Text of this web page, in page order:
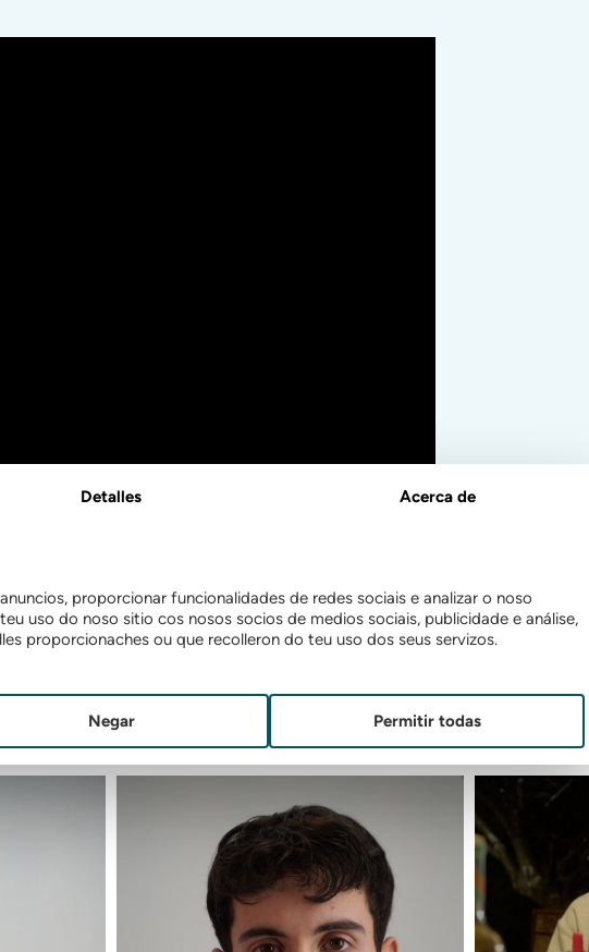
Detalles Acerca de
proporcionar funcionalidades de redes sociais e analizar o noso
uso do noso sitio cos nosos socios de medios sociais, publicidade e análise,
proporcionaches ou que recolleron do teu uso dos seus servizos.
Negar Permitir todas